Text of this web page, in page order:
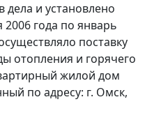
дела и установлено
года по январь
поставку
отопления и горячего
жилой дом
по адресу: г. Омск,